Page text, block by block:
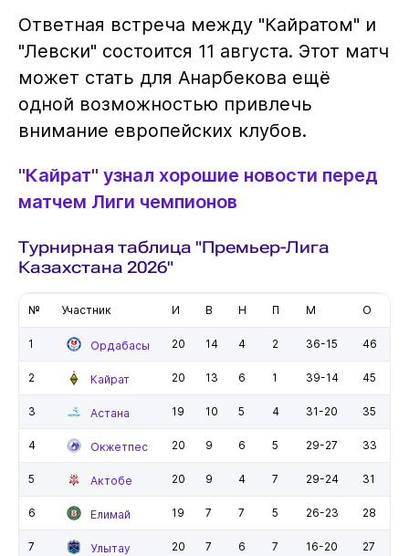
Ответная встреча между "Кайратом" и
"Левски" состоится 11 августа. Этот матч
может стать для Анарбекова ещё
одной возможностью привлечь
внимание европейских клубов.
"Кайрат" узнал хорошие новости перед
матчем Лиги чемпионов
Турнирная таблица "Премьер-Лига
Казахстана 2026"
№ Участник И В Н П М О
1 Ордабасы 20 14 4 2 36-15 46
2 Кайрат 20 13 6 1 39-14 45
3 Астана 19 10 5 4 31-20 35
4 Окжетпес 20 9 6 5 29-27 33
5 Актобе 20 9 4 7 29-24 31
6 Елимай 19 7 7 5 26-23 28
7 Улытау 20 7 6 7 16-20 27